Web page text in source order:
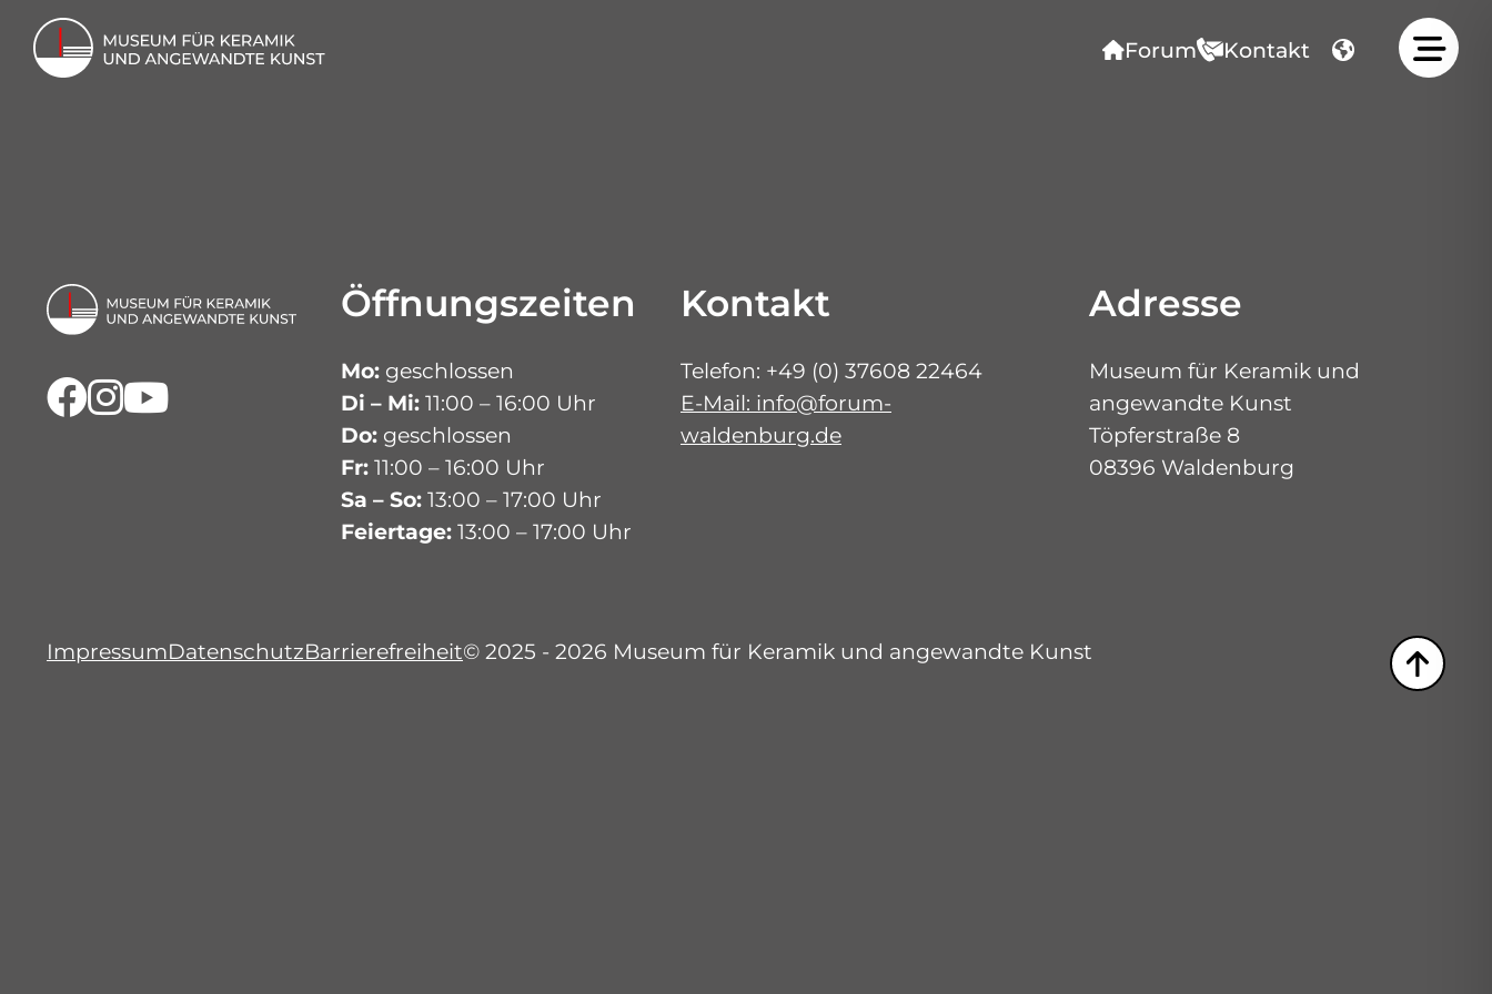
Forum Kontakt
Sammlung
Facebook
Instagram
Youtube
Öffnungszeiten
Mo: geschlossen
Di – Mi: 11:00 – 16:00 Uhr
Do: geschlossen
Fr: 11:00 – 16:00 Uhr
Sa – So: 13:00 – 17:00 Uhr
Feiertage: 13:00 – 17:00 Uhr
Kontakt
Telefon: +49 (0) 37608 22464
E-Mail: info@forum-
waldenburg.de
Adresse
Museum für Keramik und
angewandte Kunst
Töpferstraße 8
08396 Waldenburg
ImpressumDatenschutzBarrierefreiheit© 2025 - 2026 Museum für Keramik und angewandte Kunst